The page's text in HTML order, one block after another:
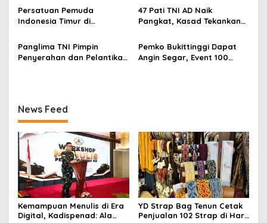
Memandang Wastra
dengan Citra Nan Anggun
Dubes Belanda dan Jerman
Sukseskan 100 Tahun Jam
Gadang
Persatuan Pemuda
Indonesia Timur di
Bertajuk “Torang Samua
Basudara”
47 Pati TNI AD Naik
Pangkat, Kasad Tekankan
Adaptasi
Panglima TNI Pimpin
Penyerahan dan Pelantikan
Pemko Bukittinggi Dapat
Angin Segar, Event 100
News Feed
Kemampuan Menulis di Era
Digital, Kadispenad: Ala
YD Strap Bag Tenun Cetak
Penjualan 102 Strap di Hari